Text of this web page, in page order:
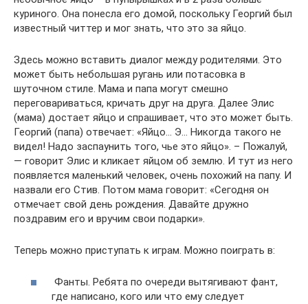
куриного. Она понесла его домой, поскольку Георгий был
известный читтер и мог знать, что это за яйцо.
Здесь можно вставить диалог между родителями. Это
может быть небольшая ругань или потасовка в
шуточном стиле. Мама и папа могут смешно
переговариваться, кричать друг на друга. Далее Элис
(мама) достает яйцо и спрашивает, что это может быть.
Георгий (папа) отвечает: «Яйцо… Э… Никогда такого не
видел! Надо заспаунить того, чье это яйцо». – Пожалуй,
— говорит Элис и кликает яйцом об землю. И тут из него
появляется маленький человек, очень похожий на папу. И
назвали его Стив. Потом мама говорит: «Сегодня он
отмечает свой день рождения. Давайте дружно
поздравим его и вручим свои подарки».
Теперь можно приступать к играм. Можно поиграть в:
Фанты. Ребята по очереди вытягивают фант,
где написано, кого или что ему следует